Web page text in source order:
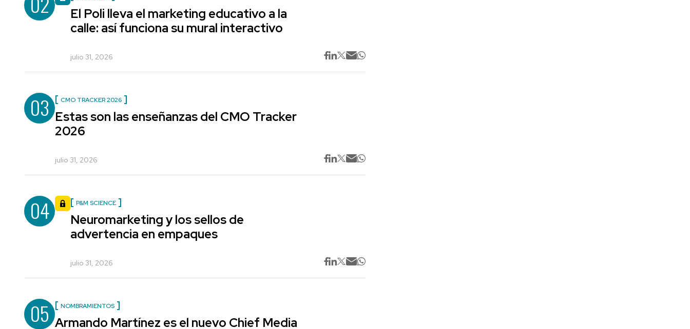
El Poli lleva el marketing educativo a la
calle: así funciona su mural interactivo
julio 31, 2026
03 CMO TRACKER 2026
Estas son las enseñanzas del CMO Tracker
2026
julio 31, 2026
04 P&M SCIENCE
Neuromarketing y los sellos de
advertencia en empaques
julio 31, 2026
05 NOMBRAMIENTOS
Armando Martínez es el nuevo Chief Media